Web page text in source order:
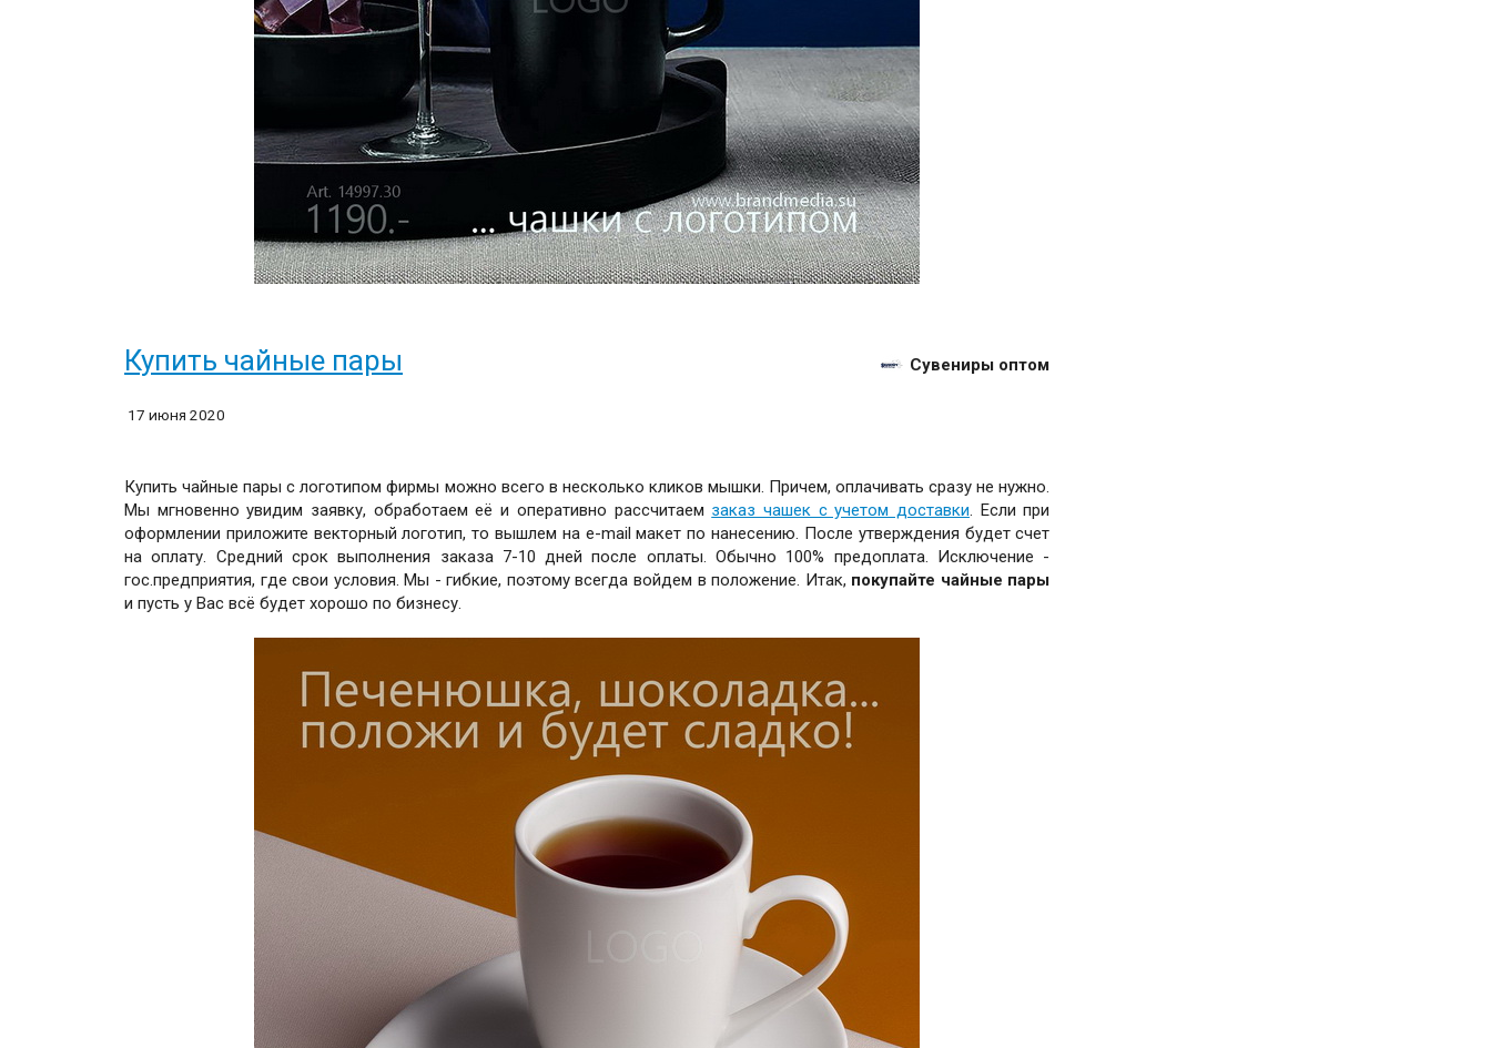
Купить чайные пары Сувениры оптом
17 июня 2020
Купить чайные пары с логотипом фирмы можно всего в несколько кликов мышки. Причем, оплачивать сразу не нужно.
Мы мгновенно увидим заявку, обработаем её и оперативно рассчитаем заказ чашек с учетом доставки . Если при
оформлении приложите векторный логотип, то вышлем на e-mail макет по нанесению. После утверждения будет счет
на оплату. Средний срок выполнения заказа 7-10 дней после оплаты. Обычно 100% предоплата. Исключение -
гос.предприятия, где свои условия. Мы - гибкие, поэтому всегда войдем в положение. Итак, покупайте чайные пары
и пусть у Вас всё будет хорошо по бизнесу.